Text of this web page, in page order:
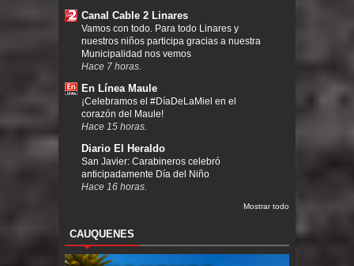
Canal Cable 2 Linares
Vamos con todo. Para todo Linares y
nuestros niños participa gracias a nuestra
Municipalidad nos vemos
Hace 7 horas.
En Línea Maule
¡Celebramos el #DíaDeLaMiel en el
corazón del Maule!
Hace 15 horas.
Diario El Heraldo
San Javier: Carabineros celebró
anticipadamente Día del Niño
Hace 16 horas.
Mostrar todo
CAUQUENES